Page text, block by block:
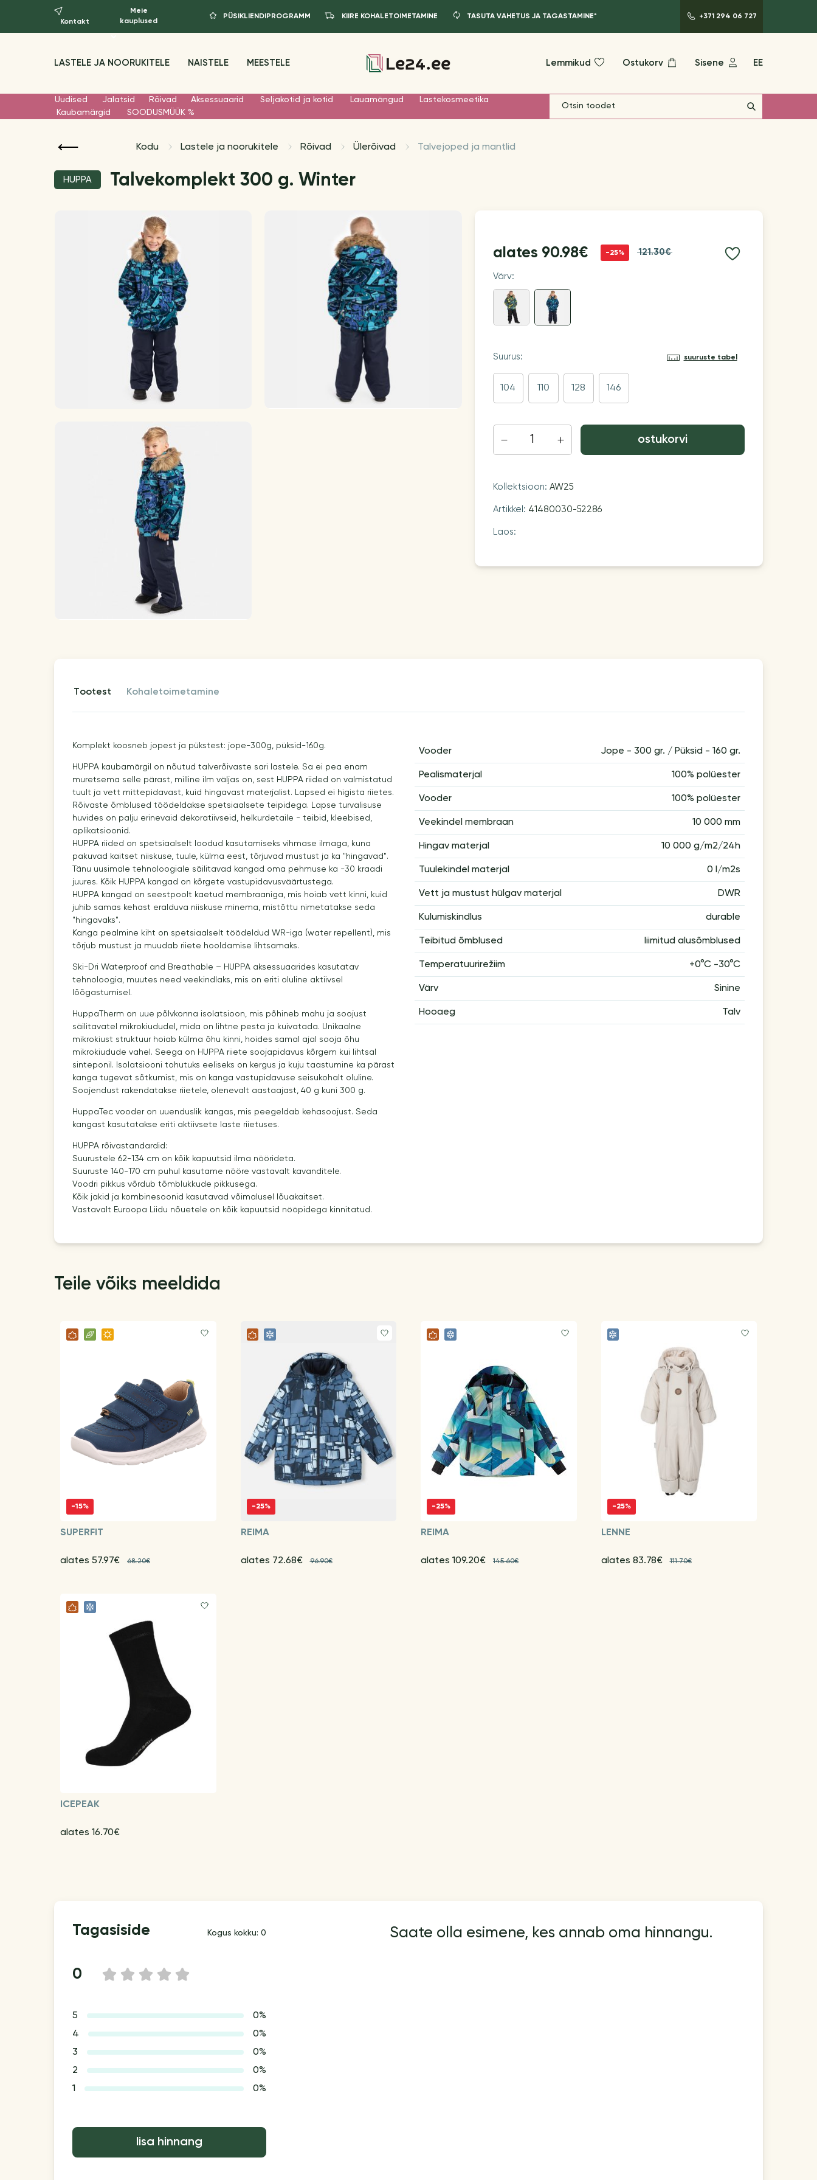
Kontakt
Meie
kauplused
PÜSIKLIENDIPROGRAMM KIIRE KOHALETOIMETAMINE TASUTA VAHETUS JA TAGASTAMINE* +371 294 06 727
LASTELE JA NOORUKITELE NAISTELE MEESTELE Lemmikud Ostukorv Sisene EE
Uudised Jalatsid Rõivad Aksessuaarid Seljakotid ja kotid Lauamängud
Lastekosmeetika
Kaubamärgid
SOODUSMÜÜK %
Kodu Lastele ja noorukitele Rõivad Ülerõivad Talvejoped ja mantlid
HUPPA Talvekomplekt 300 g. Winter
alates 90.98€ -25% 121.30€
Värv:
Suurus: suuruste tabel
104 110 128 146
ostukorvi
Kollektsioon: AW25
Artikkel: 41480030-52286
Laos:
tootest kohaletoimetamine
Komplekt koosneb jopest ja pükstest: jope-300g, püksid-160g.
HUPPA kaubamärgil on nõutud talverõivaste sari lastele. Sa ei pea enam
muretsema selle pärast, milline ilm väljas on, sest HUPPA riided on valmistatud
tuult ja vett mittepidavast, kuid hingavast materjalist. Lapsed ei higista riietes.
Rõivaste õmblused töödeldakse spetsiaalsete teipidega. Lapse turvalisuse
huvides on palju erinevaid dekoratiivseid, helkurdetaile - teibid, kleebised,
aplikatsioonid.
HUPPA riided on spetsiaalselt loodud kasutamiseks vihmase ilmaga, kuna
pakuvad kaitset niiskuse, tuule, külma eest, tõrjuvad mustust ja ka "hingavad".
Tänu uusimale tehnoloogiale säilitavad kangad oma pehmuse ka -30 kraadi
juures. Kõik HUPPA kangad on kõrgete vastupidavusväärtustega.
HUPPA kangad on seestpoolt kaetud membraaniga, mis hoiab vett kinni, kuid
juhib samas kehast eralduva niiskuse minema, mistõttu nimetatakse seda
"hingavaks".
Kanga pealmine kiht on spetsiaalselt töödeldud WR-iga (water repellent), mis
tõrjub mustust ja muudab riiete hooldamise lihtsamaks.
Ski-Dri Waterproof and Breathable – HUPPA aksessuaarides kasutatav
tehnoloogia, muutes need veekindlaks, mis on eriti oluline aktiivsel
lõõgastumisel.
HuppaTherm on uue põlvkonna isolatsioon, mis põhineb mahu ja soojust
säilitavatel mikrokiududel, mida on lihtne pesta ja kuivatada. Unikaalne
mikrokiust struktuur hoiab külma õhu kinni, hoides samal ajal sooja õhu
mikrokiudude vahel. Seega on HUPPA riiete soojapidavus kõrgem kui lihtsal
sinteponil. Isolatsiooni tohutuks eeliseks on kergus ja kuju taastumine ka pärast
kanga tugevat sõtkumist, mis on kanga vastupidavuse seisukohalt oluline.
Soojendust rakendatakse riietele, olenevalt aastaajast, 40 g kuni 300 g.
HuppaTec vooder on uuenduslik kangas, mis peegeldab kehasoojust. Seda
kangast kasutatakse eriti aktiivsete laste riietuses.
HUPPA rõivastandardid:
Suurustele 62-134 cm on kõik kapuutsid ilma nöörideta.
Suuruste 140-170 cm puhul kasutame nööre vastavalt kavanditele.
Voodri pikkus võrdub tõmblukkude pikkusega.
Kõik jakid ja kombinesoonid kasutavad võimalusel lõuakaitset.
Vastavalt Euroopa Liidu nõuetele on kõik kapuutsid nööpidega kinnitatud.
Vooder Jope - 300 gr. / Püksid - 160 gr.
Pealismaterjal 100% polüester
Vooder 100% polüester
Veekindel membraan 10 000 mm
Hingav materjal 10 000 g/m2/24h
Tuulekindel materjal 0 l/m2s
Vett ja mustust hülgav materjal DWR
Kulumiskindlus durable
Teibitud õmblused liimitud alusõmblused
Temperatuurirežiim +0°C -30°C
Värv Sinine
Hooaeg Talv
Teile võiks meeldida
-15%
SUPERFIT
alates 57.97€ 68.20€
-25%
REIMA
alates 72.68€ 96.90€
-25%
REIMA
alates 109.20€ 145.60€
-25%
LENNE
alates 83.78€ 111.70€
ICEPEAK
alates 16.70€
Tagasiside Kogus kokku: 0
0 5
4
3
2
1
5
0%
4
0%
3
0%
2
0%
1
0%
lisa hinnang
Saate olla esimene, kes annab oma hinnangu.